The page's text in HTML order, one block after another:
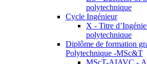
polytechnique
Cycle Ingénieur
X - Titre
polytechnique
Diplôme de formation
Polytechnique -MSc&T
MScT-AIAVC -